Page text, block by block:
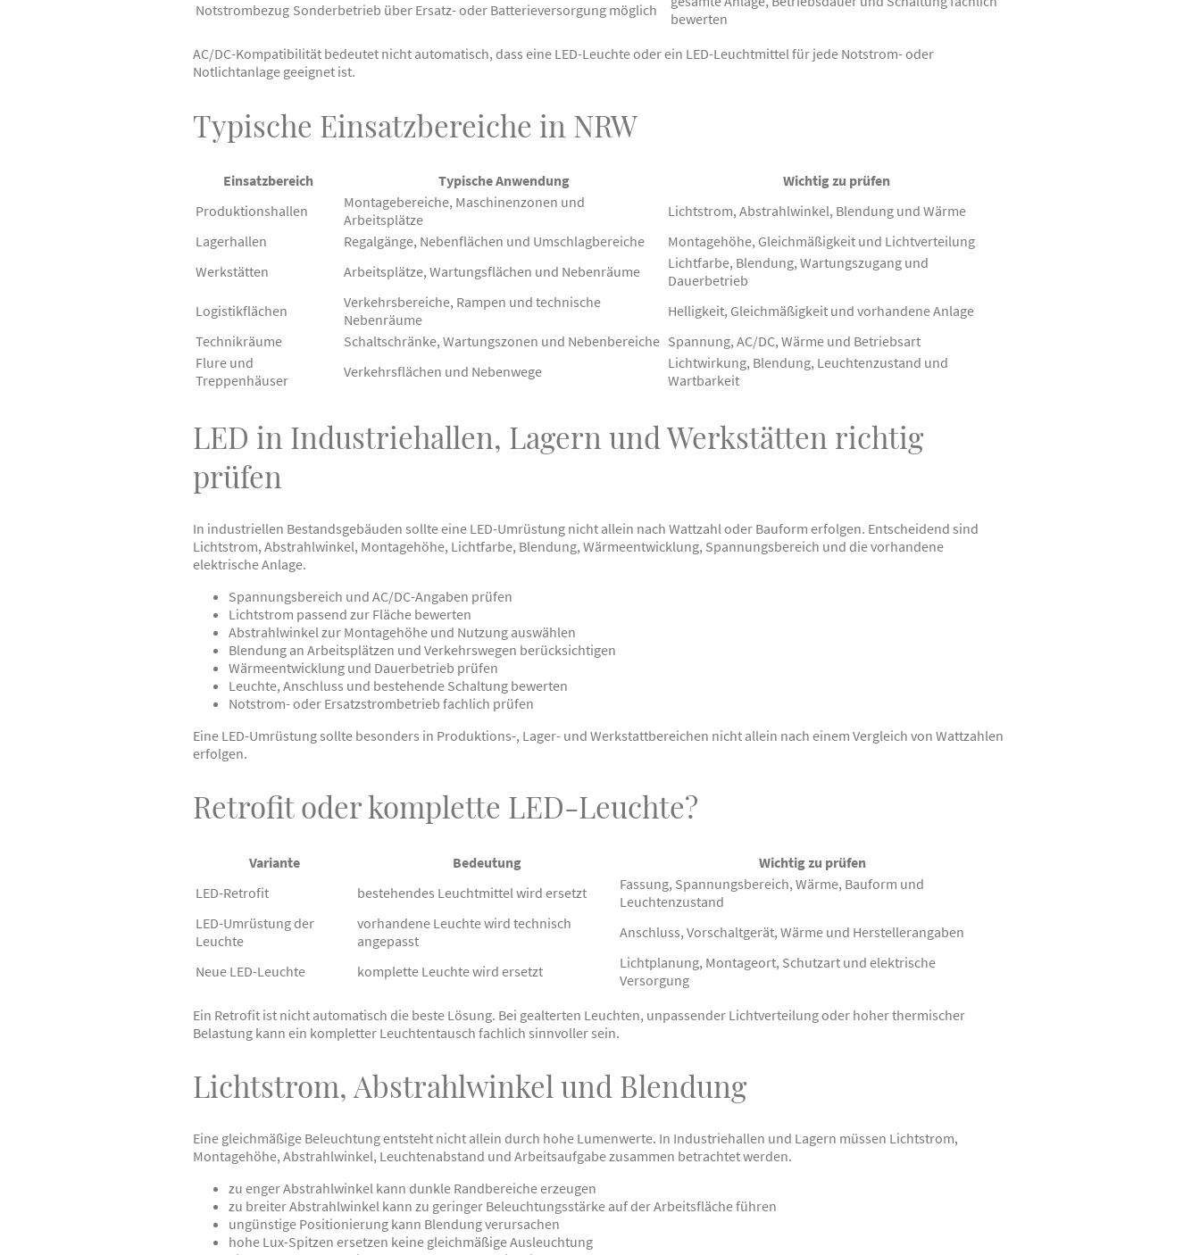
Notstrombezug Sonderbetrieb über Ersatz- oder Batterieversorgung möglich
bewerten
AC/DC-Kompatibilität bedeutet nicht automatisch, dass eine LED-Leuchte oder ein LED-Leuchtmittel für jede Notstrom- oder
Notlichtanlage geeignet ist.
Typische Einsatzbereiche in NRW
Einsatzbereich Typische Anwendung
Wichtig zu prüfen
Produktionshallen
Montagebereiche, Maschinenzonen und
Arbeitsplätze
Lichtstrom, Abstrahlwinkel, Blendung und Wärme
Lagerhallen
Regalgänge, Nebenflächen und Umschlagbereiche
Montagehöhe, Gleichmäßigkeit und Lichtverteilung
Werkstätten
Arbeitsplätze, Wartungsflächen und Nebenräume
Lichtfarbe, Blendung, Wartungszugang und
Dauerbetrieb
Logistikflächen
Verkehrsbereiche, Rampen und technische
Nebenräume
Helligkeit, Gleichmäßigkeit und vorhandene Anlage
Technikräume
Schaltschränke, Wartungszonen und Nebenbereiche Spannung, AC/DC, Wärme und Betriebsart
Flure und
Treppenhäuser
Verkehrsflächen und Nebenwege
Lichtwirkung, Blendung, Leuchtenzustand und
Wartbarkeit
LED in Industriehallen, Lagern und Werkstätten richtig
prüfen
In industriellen Bestandsgebäuden sollte eine LED-Umrüstung nicht allein nach Wattzahl oder Bauform erfolgen. Entscheidend sind
Lichtstrom, Abstrahlwinkel, Montagehöhe, Lichtfarbe, Blendung, Wärmeentwicklung, Spannungsbereich und die vorhandene
elektrische Anlage.
Spannungsbereich und AC/DC-Angaben prüfen
Lichtstrom passend zur Fläche bewerten
Abstrahlwinkel zur Montagehöhe und Nutzung auswählen
Blendung an Arbeitsplätzen und Verkehrswegen berücksichtigen
Wärmeentwicklung und Dauerbetrieb prüfen
Leuchte, Anschluss und bestehende Schaltung bewerten
Notstrom- oder Ersatzstrombetrieb fachlich prüfen
Eine LED-Umrüstung sollte besonders in Produktions-, Lager- und Werkstattbereichen nicht allein nach einem Vergleich von Wattzahlen
erfolgen.
Retrofit oder komplette LED-Leuchte?
Variante Bedeutung
Wichtig zu prüfen
LED-Retrofit
bestehendes Leuchtmittel wird ersetzt
Fassung, Spannungsbereich, Wärme, Bauform und
Leuchtenzustand
LED-Umrüstung der
Leuchte
vorhandene Leuchte wird technisch
angepasst
Anschluss, Vorschaltgerät, Wärme und Herstellerangaben
Neue LED-Leuchte komplette Leuchte wird ersetzt
Lichtplanung, Montageort, Schutzart und elektrische
Versorgung
Ein Retrofit ist nicht automatisch die beste Lösung. Bei gealterten Leuchten, unpassender Lichtverteilung oder hoher thermischer
Belastung kann ein kompletter Leuchtentausch fachlich sinnvoller sein.
Lichtstrom, Abstrahlwinkel und Blendung
Eine gleichmäßige Beleuchtung entsteht nicht allein durch hohe Lumenwerte. In Industriehallen und Lagern müssen Lichtstrom,
Montagehöhe, Abstrahlwinkel, Leuchtenabstand und Arbeitsaufgabe zusammen betrachtet werden.
zu enger Abstrahlwinkel kann dunkle Randbereiche erzeugen
zu breiter Abstrahlwinkel kann zu geringer Beleuchtungsstärke auf der Arbeitsfläche führen
ungünstige Positionierung kann Blendung verursachen
hohe Lux-Spitzen ersetzen keine gleichmäßige Ausleuchtung